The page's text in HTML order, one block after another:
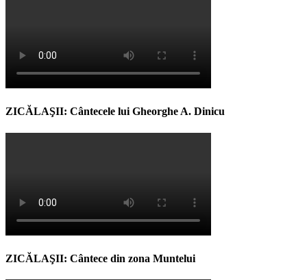
ZICĂLAŞII: Cântecele lui Gheorghe A. Dinicu
ZICĂLAŞII: Cântece din zona Muntelui